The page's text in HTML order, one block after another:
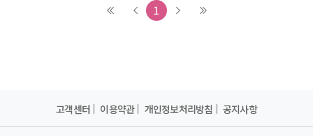
1
고객센터 이용약관 개인정보처리방침 공지사항